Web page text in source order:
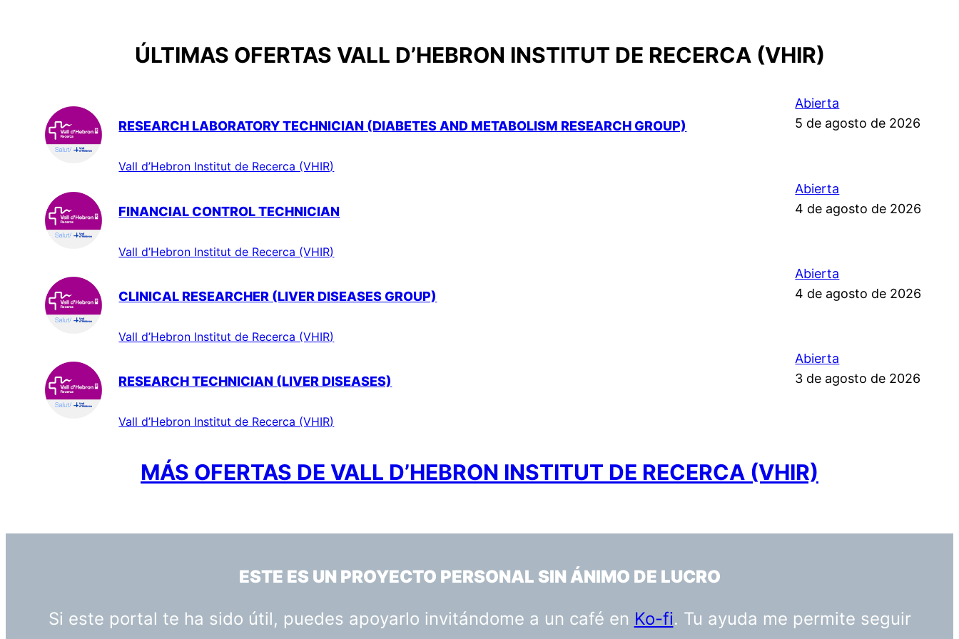
ÚLTIMAS OFERTAS VALL D’HEBRON INSTITUT DE RECERCA (VHIR)
RESEARCH LABORATORY TECHNICIAN (DIABETES AND METABOLISM RESEARCH GROUP)
Vall d’Hebron Institut de Recerca (VHIR)
Abierta
5 de agosto de 2026
FINANCIAL CONTROL TECHNICIAN
Vall d’Hebron Institut de Recerca (VHIR)
Abierta
4 de agosto de 2026
CLINICAL RESEARCHER (LIVER DISEASES GROUP)
Vall d’Hebron Institut de Recerca (VHIR)
Abierta
4 de agosto de 2026
RESEARCH TECHNICIAN (LIVER DISEASES)
Vall d’Hebron Institut de Recerca (VHIR)
Abierta
3 de agosto de 2026
MÁS OFERTAS DE VALL D’HEBRON INSTITUT DE RECERCA (VHIR)
ESTE ES UN PROYECTO PERSONAL SIN ÁNIMO DE LUCRO
Si este portal te ha sido útil, puedes apoyarlo invitándome a un café en Ko-fi. Tu ayuda me permite seguir